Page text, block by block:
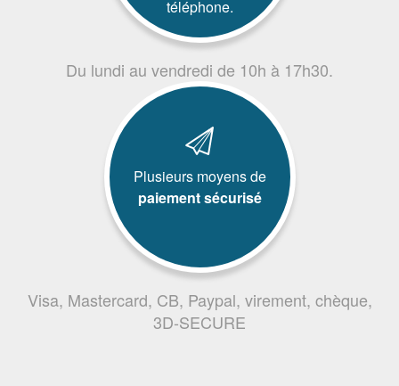
téléphone.
Du lundi au vendredi de 10h à 17h30.
Plusieurs moyens de
paiement sécurisé
Visa, Mastercard, CB, Paypal, virement, chèque,
3D-SECURE